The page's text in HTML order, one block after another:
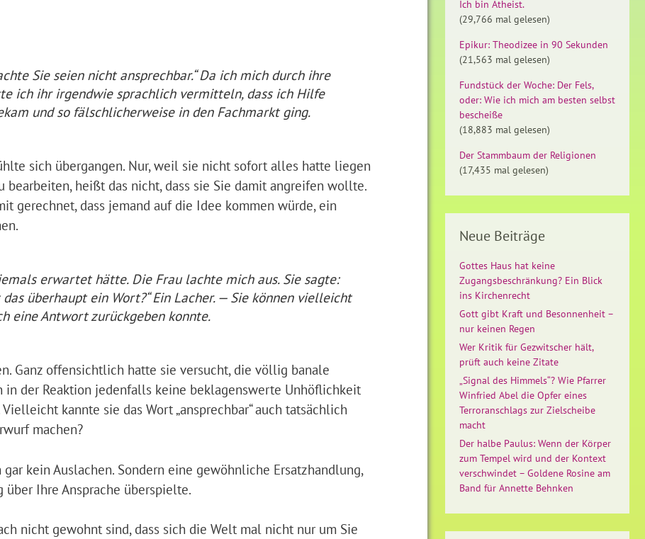
Sie seien nicht ansprechbar.“ Da ich mich durch ihre
ich ihr irgendwie sprachlich vermitteln, dass ich Hilfe
und so fälschlicherweise in den Fachmarkt ging.
sich übergangen. Nur, weil sie nicht sofort alles hatte liegen
bearbeiten, heißt das nicht, dass sie Sie damit angreifen wollte.
gerechnet, dass jemand auf die Idee kommen würde, ein
erwartet hätte. Die Frau lachte mich aus. Sie sagte:
überhaupt ein Wort?“ Ein Lacher. — Sie können vielleicht
eine Antwort zurückgeben konnte.
Ganz offensichtlich hatte sie versucht, die völlig banale
der Reaktion jedenfalls keine beklagenswerte Unhöflichkeit
kannte sie das Wort „ansprechbar“ auch tatsächlich
machen?
kein Auslachen. Sondern eine gewöhnliche Ersatzhandlung,
Ihre Ansprache überspielte.
nicht gewohnt sind, dass sich die Welt mal nicht nur um Sie
Ich bin Atheist.
(29,766 mal gelesen)
Epikur: Theodizee in 90 Sekunden
(21,563 mal gelesen)
Fundstück der Woche: Der Fels,
oder: Wie ich mich am besten selbst
bescheiße
(18,883 mal gelesen)
Der Stammbaum der Religionen
(17,435 mal gelesen)
Neue Beiträge
Gottes Haus hat keine
Zugangsbeschränkung? Ein Blick
ins Kirchenrecht
Gott gibt Kraft und Besonnenheit –
nur keinen Regen
Wer Kritik für Gezwitscher hält,
prüft auch keine Zitate
„Signal des Himmels“? Wie Pfarrer
Winfried Abel die Opfer eines
Terroranschlags zur Zielscheibe
macht
Der halbe Paulus: Wenn der Körper
zum Tempel wird und der Kontext
verschwindet – Goldene Rosine am
Band für Annette Behnken